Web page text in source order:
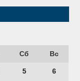
Сб Вс
5 6